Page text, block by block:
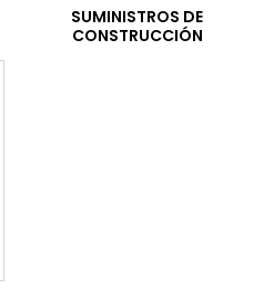
SUMINISTROS DE
CONSTRUCCIÓN